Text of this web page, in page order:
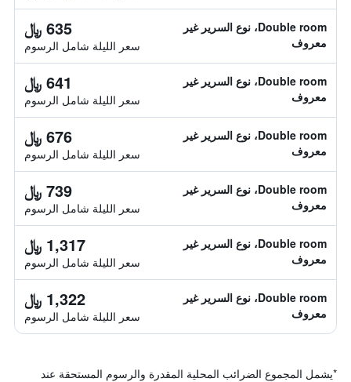
Double room، نوع السرير غير
معروف
635 ﷼
سعر الليلة شامل الرسوم
Double room، نوع السرير غير
معروف
641 ﷼
سعر الليلة شامل الرسوم
Double room، نوع السرير غير
معروف
676 ﷼
سعر الليلة شامل الرسوم
Double room، نوع السرير غير
معروف
739 ﷼
سعر الليلة شامل الرسوم
Double room، نوع السرير غير
معروف
1,317 ﷼
سعر الليلة شامل الرسوم
Double room، نوع السرير غير
معروف
1,322 ﷼
سعر الليلة شامل الرسوم
*يشمل المجموع الضرائب المحلية المقدرة والرسوم المستحقة عند